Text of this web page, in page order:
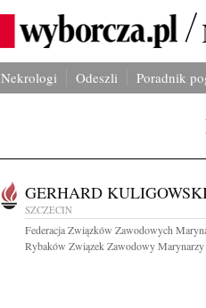
Nekrologi Odeszli Poradnik
GERHARD
SZCZECIN
Federacja Związków Zawodowych
Rybaków Związek Zawodowy